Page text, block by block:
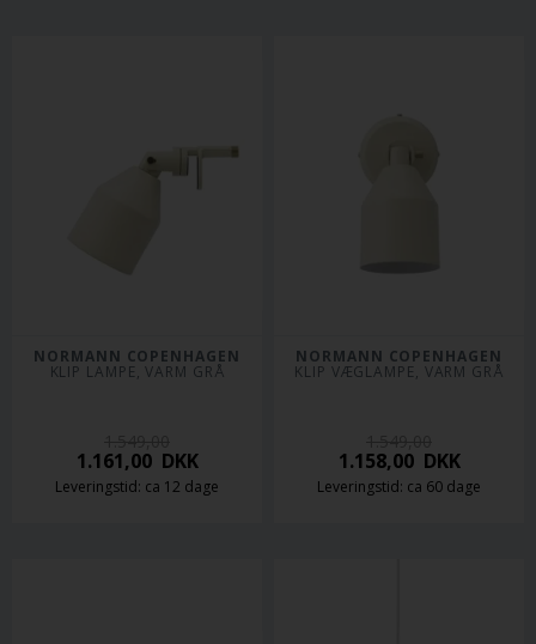
NORMANN COPENHAGEN
KLIP LAMPE, VARM GRÅ
1.161,00DKK
Leveringstid: ca 12 dage
NORMANN COPENHAGEN
KLIP VÆGLAMPE, VARM GRÅ
1.158,00DKK
Leveringstid: ca 60 dage